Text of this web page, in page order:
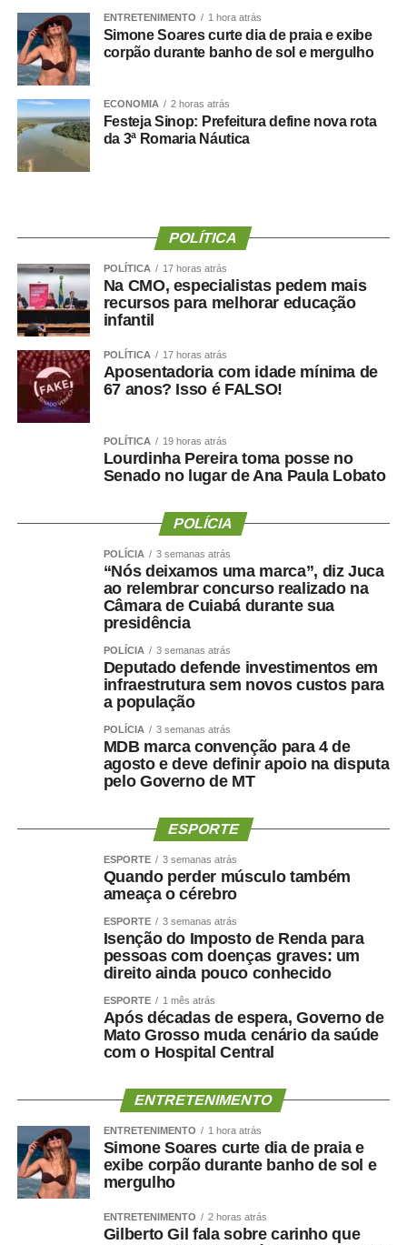
“Eu, em nome do Selecon, também agradeço ao
deputado porque, de fato, fizemos um concurso histórico,
graças à oportunidade que o Juca nos deu para
realizarmos esse concurso com qualidade e segurança,
mas, acima de tudo, com muita transparência”, declarou o
presidente da instituição.
Ao final do encontro, Juca reforçou a importância da
igualdade de oportunidades para todos os candidatos.
COMENTE ABAIXO:
WhatsApp
Facebook
Twitter
Messenger
LinkedIn
Share
ENTRETENIMENTO 1 hora atrás
Simone Soares curte dia de praia e exibe
corpão durante banho de sol e mergulho
ECONOMIA 2 horas atrás
Festeja Sinop: Prefeitura define nova rota
da 3ª Romaria Náutica
POLÍTICA
POLÍTICA 17 horas atrás
Na CMO, especialistas pedem mais
recursos para melhorar educação
infantil
POLÍTICA 17 horas atrás
Aposentadoria com idade mínima de
67 anos? Isso é FALSO!
POLÍTICA 19 horas atrás
Lourdinha Pereira toma posse no
Senado no lugar de Ana Paula Lobato
POLÍCIA
POLÍCIA 3 semanas atrás
“Nós deixamos uma marca”, diz Juca
ao relembrar concurso realizado na
Câmara de Cuiabá durante sua
presidência
POLÍCIA 3 semanas atrás
Deputado defende investimentos em
infraestrutura sem novos custos para
a população
POLÍCIA 3 semanas atrás
MDB marca convenção para 4 de
agosto e deve definir apoio na disputa
pelo Governo de MT
ESPORTE
ESPORTE 3 semanas atrás
Quando perder músculo também
ameaça o cérebro
ESPORTE 3 semanas atrás
Isenção do Imposto de Renda para
pessoas com doenças graves: um
direito ainda pouco conhecido
ESPORTE 1 mês atrás
Após décadas de espera, Governo de
Mato Grosso muda cenário da saúde
com o Hospital Central
ENTRETENIMENTO
ENTRETENIMENTO 1 hora atrás
Simone Soares curte dia de praia e
exibe corpão durante banho de sol e
mergulho
ENTRETENIMENTO 2 horas atrás
Gilberto Gil fala sobre carinho que